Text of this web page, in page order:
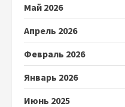
Май 2026
Апрель 2026
Февраль 2026
Январь 2026
Июнь 2025